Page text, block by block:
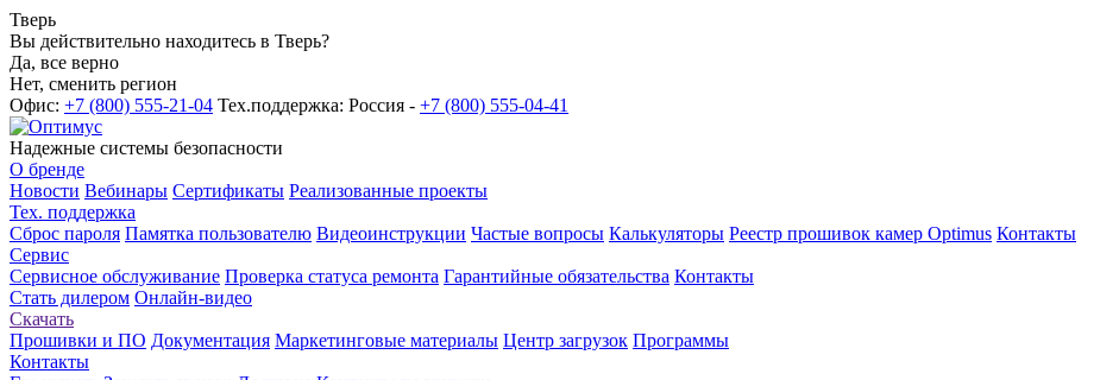
Тверь
Вы действительно находитесь в Тверь?
Да, все верно
Нет, сменить регион
Офис: +7 (800) 555-21-04 Тех.поддержка: Россия - +7 (800) 555-04-41
Надежные системы безопасности
О бренде
Новости Вебинары Сертификаты Реализованные проекты
Тех. поддержка
Сброс пароля Памятка пользователю Видеоинструкции Частые вопросы Калькуляторы Реестр прошивок камер Optimus Контакты
Сервис
Сервисное обслуживание Проверка статуса ремонта Гарантийные обязательства Контакты
Стать дилером Онлайн-видео
Скачать
Прошивки и ПО Документация Маркетинговые материалы Центр загрузок Программы
Контакты